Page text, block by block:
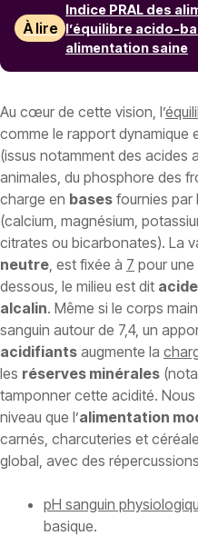
À lire
Indice PRAL des
l’équilibre acido-
alimentation saine
Au cœur de cette vision, l’
comme le rapport dynamique
(issus notamment des acides
animales, du phosphore des
charge en bases fournies par
(calcium, magnésium,
citrates ou bicarbonates). La
neutre , est fixée à 7 pour
dessous, le milieu est dit acide
alcalin. Même si le corps
sanguin autour de 7,4, un
acidifiants augmente la
les réserves minérales
tamponner cette acidité.
niveau que l’alimentation
carnés, charcuteries et
global, avec des
pH sanguin
basique.